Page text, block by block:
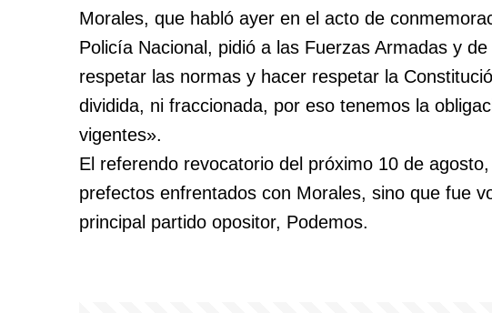
Morales, que habló ayer en el acto de
Policía Nacional, pidió a las Fuerzas Armadas y
respetar las normas y hacer respetar la
dividida, ni fraccionada, por eso tenemos la
vigentes».
El referendo revocatorio del próximo 10 de
prefectos enfrentados con Morales, sino que fue
principal partido opositor, Podemos.